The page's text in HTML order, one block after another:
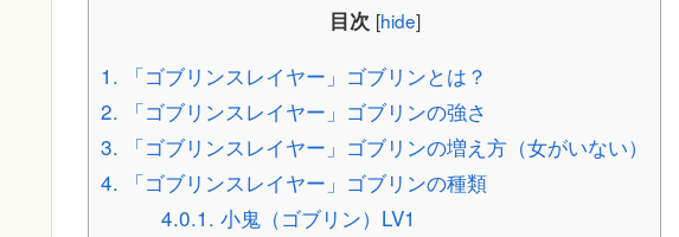
目次 [hide]
1. 「ゴブリンスレイヤー」ゴブリンとは？
2. 「ゴブリンスレイヤー」ゴブリンの強さ
3. 「ゴブリンスレイヤー」ゴブリンの増え方（女がいない）
4. 「ゴブリンスレイヤー」ゴブリンの種類
4.0.1. 小鬼（ゴブリン）LV1